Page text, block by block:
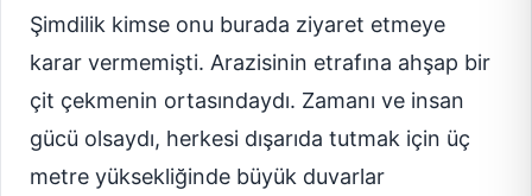
Şimdilik kimse onu burada ziyaret etmeye
karar vermemişti. Arazisinin etrafına ahşap bir
çit çekmenin ortasındaydı. Zamanı ve insan
gücü olsaydı, herkesi dışarıda tutmak için üç
metre yüksekliğinde büyük duvarlar